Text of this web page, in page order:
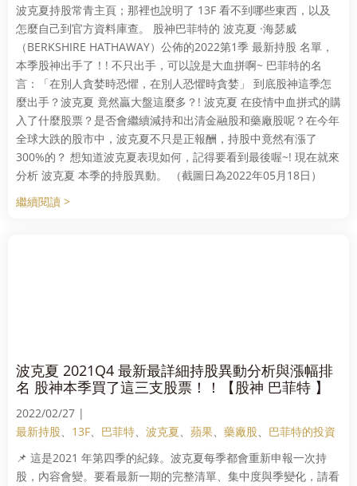
波克夏持股常青主頁；那裡也說明了 13F 看不到哪些東西，以及
怎麼自己到官方資料庫查。 股神巴菲特的 波克夏 ·海瑟威
（BERKSHIRE HATHAWAY）公佈的2022第1季 最新持股 名單，
本季股神出手了！! 不只出手，可以說是大血拼啊~ 巴菲特的名
言：「在別人貪婪時恐懼，在別人恐懼時貪婪」 到底股神這季怎
麼出手？波克夏 竟然贏大盤這麼多？! 波克夏 在疫情中血拼式的購
入了什麼股票？是否會繼續減持和出清金融股和藥廠股呢？在今年
全球大跌的股市中，波克夏不只是正報酬，持股中竟然有漲了
300%的？ 想知道波克夏表現如何，記得要看到最後喔~! 現在就來
分析 波克夏 本季的持股異動。 （截圖日為2022年05月18日）
繼續閱讀 >
波克夏 2021Q4 最新最詳細持股異動分析與漲幅排
名 股神本季買了這三支股票！！【股神 巴菲特 】
2022/02/27 |
最新持股、 13F、 巴菲特、 波克夏、 蘋果、 藥廠股、 巴菲特的投資
📌 這是2021 年第四季的紀錄。波克夏每季都會重新申報一次持
股，內容會變。要看最新一期的完整清單、集中度與季變化，請看